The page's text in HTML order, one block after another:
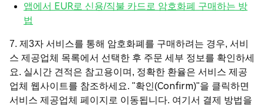
앱에서 EUR로 신용/직불 카드로 암호화폐 구매하는 방
법
7. 제3자 서비스를 통해 암호화폐를 구매하려는 경우, 서비
스 제공업체 목록에서 선택한 후 주문 세부 정보를 확인하세
요. 실시간 견적은 참고용이며, 정확한 환율은 서비스 제공
업체 웹사이트를 참조하세요. "확인(Confirm)"을 클릭하면
서비스 제공업체 페이지로 이동됩니다. 여기서 결제 방법을